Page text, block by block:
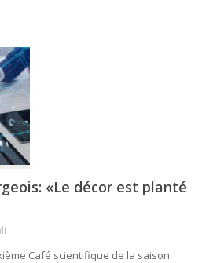
«Le décor est planté
Café scientifique de la saison